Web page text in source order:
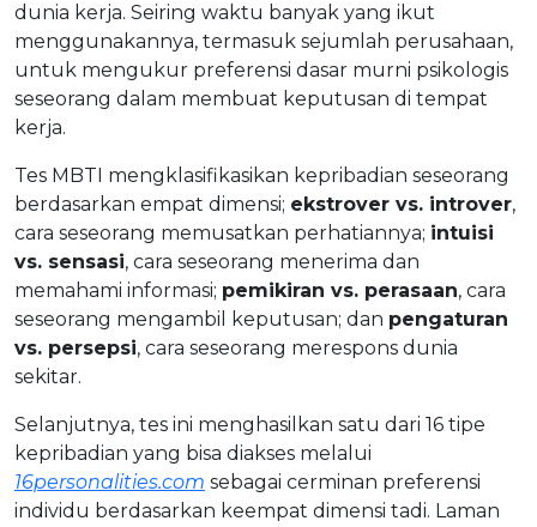
dunia kerja. Seiring waktu banyak yang ikut
menggunakannya, termasuk sejumlah perusahaan,
untuk mengukur preferensi dasar murni psikologis
seseorang dalam membuat keputusan di tempat
kerja.
Tes MBTI mengklasifikasikan kepribadian seseorang
berdasarkan empat dimensi; ekstrover vs. introver,
cara seseorang memusatkan perhatiannya; intuisi
vs. sensasi, cara seseorang menerima dan
memahami informasi; pemikiran vs. perasaan, cara
seseorang mengambil keputusan; dan pengaturan
vs. persepsi, cara seseorang merespons dunia
sekitar.
Selanjutnya, tes ini menghasilkan satu dari 16 tipe
kepribadian yang bisa diakses melalui
16personalities.com sebagai cerminan preferensi
individu berdasarkan keempat dimensi tadi. Laman